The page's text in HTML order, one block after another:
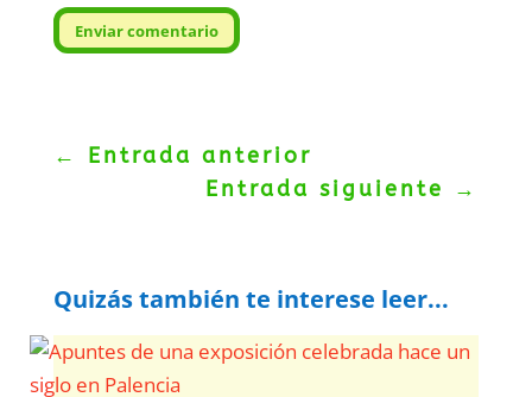
Enviar comentario
← Entrada anterior
Entrada siguiente
→
Quizás también te interese leer...